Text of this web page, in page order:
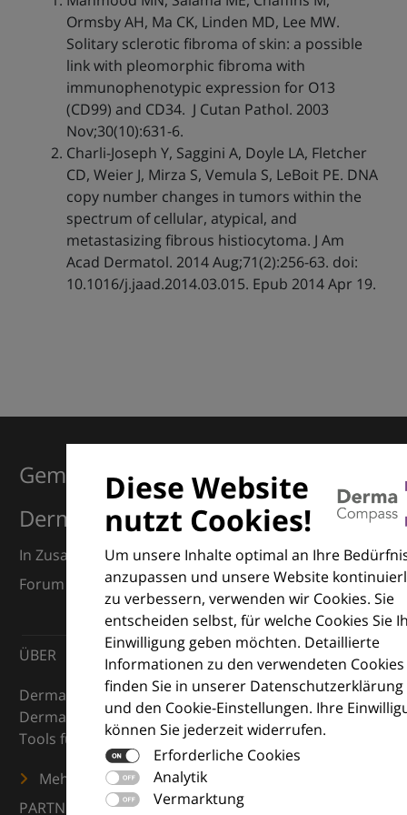
Ormsby AH, Ma CK, Linden MD, Lee MW.
Solitary sclerotic fibroma of skin: a possible
link with pleomorphic fibroma with
immunophenotypic expression for O13
(CD99) and CD34. J Cutan Pathol. 2003
Nov;30(10):631-6.
Charli-Joseph Y, Saggini A, Doyle LA, Fletcher
CD, Weier J, Mirza S, Vemula S, LeBoit PE. DNA
copy number changes in tumors within the
spectrum of cellular, atypical, and
metastasizing fibrous histiocytoma. J Am
Acad Dermatol. 2014 Aug;71(2):256-63. doi:
10.1016/j.jaad.2014.03.015. Epub 2014 Apr 19.
Diese Website
nutzt Cookies!
Um unsere Inhalte optimal an Ihre
anzupassen und unsere Website
zu verbessern, verwenden wir Cookies. Sie
entscheiden selbst, für welche Cookies Sie
Einwilligung geben möchten. Detaillierte
Informationen zu den verwendeten Cookies
finden Sie in unserer Datenschutzerklärung
und den Cookie-Einstellungen. Ihre
können Sie jederzeit widerrufen.
Erforderliche Cookies
Analytik
Vermarktung
Gemeinsam für Exzellenz in der
Dermatologie
In Zusammenarbeit mit dem European Dermatology
Forum (EDF) und Euroderm Excellence
ÜBER
DermaCompass ist Ihr digitaler Kompass für die
Dermatologie – mit Wissen, Bildern und praktischen
Tools für den klinischen Alltag.
Mehr erfahren
PARTNER